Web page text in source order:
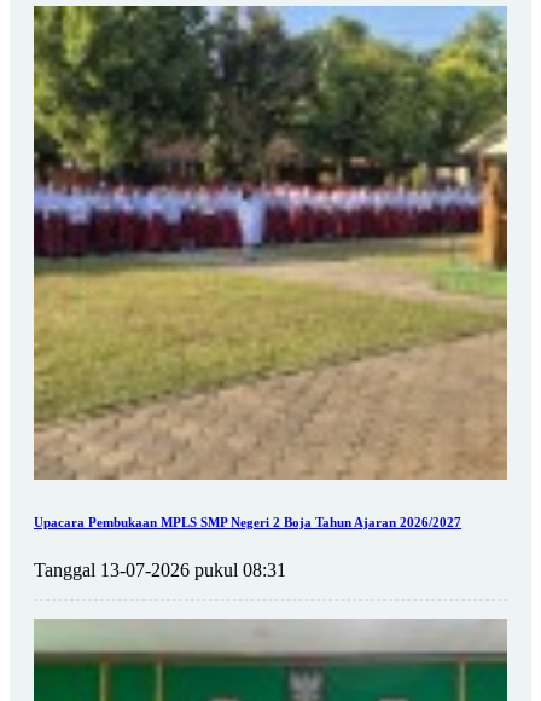
Upacara Pembukaan MPLS SMP Negeri 2 Boja Tahun Ajaran 2026/2027
Tanggal 13-07-2026 pukul 08:31